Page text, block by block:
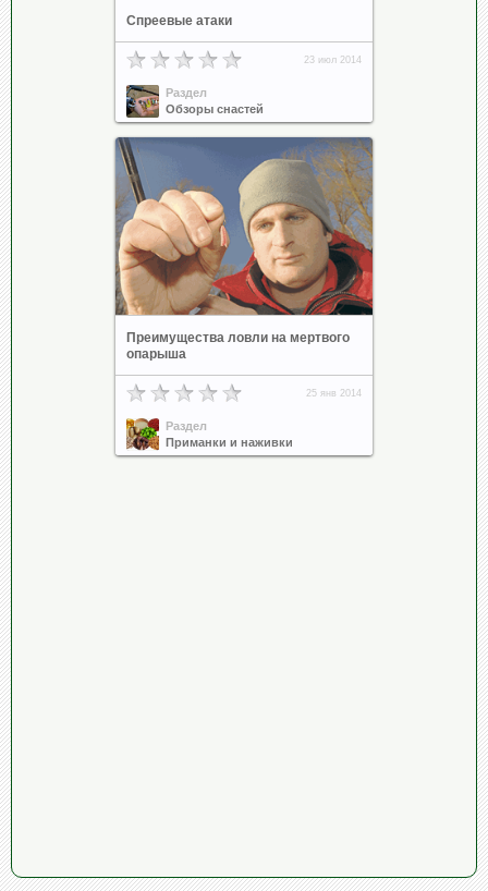
Спреевые атаки
23 июл 2014
Раздел
Обзоры снастей
Преимущества ловли на мертвого
опарыша
25 янв 2014
Раздел
Приманки и наживки